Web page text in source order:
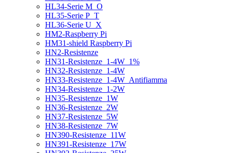
HL34-Serie M_O
HL35-Serie P_T
HL36-Serie U_X
HM2-Raspberry Pi
HM31-shield Raspberry Pi
HN2-Resistenze
HN31-Resistenze_1-4W_1%
HN32-Resistenze_1-4W
HN33-Resistenze_1-4W_Antifiamma
HN34-Resistenze_1-2W
HN35-Resistenze_1W
HN36-Resistenze_2W
HN37-Resistenze_5W
HN38-Resistenze_7W
HN390-Resistenze_11W
HN391-Resistenze_17W